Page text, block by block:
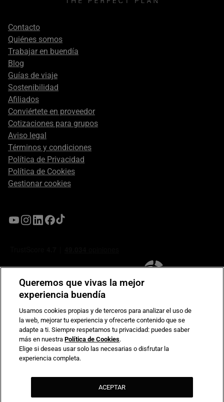
Footer
secondary
Contacto
Quiénes somos
Trabajar en buendía
Blog
Guías de viaje
Sostenibilidad
Afiliados
Conviértete en proveedor
Cotizaciones para grupos
Aviso legal
Términos y condiciones
Política de Privacidad
Política de Cookies
Gestionar cookies
Compromiso de seguridad en pagos electrónicos
Queremos que vivas la mejor
experiencia buendía
Usamos cookies propias y de terceros para analizar el uso de
la web, mejorar tu experiencia y ofrecerte contenido que se
adapte a ti. Siempre respetamos tu privacidad: puedes saber
más en nuestraPolítica de Cookies.
Elige si deseas usar solo las necesarias o disfrutar la
experiencia completa.
ACEPTAR